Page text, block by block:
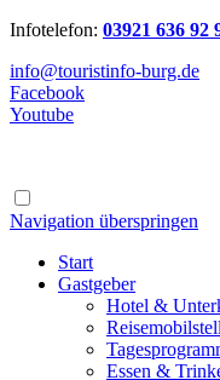
Infotelefon: 03921 636 92
info@touristinfo-burg.de
Facebook
Youtube
Navigation überspringen
Start
Gastgeber
Hotel &
Essen &